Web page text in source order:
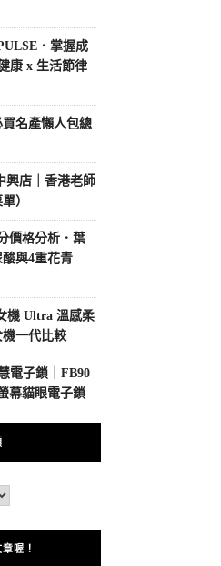
．掌握成
康 x 生活節律
買名產懶人包總
興店｜香港老師
）
價格分析．葉
與4重花青
機 Ultra 溫感柔
一代比較
電子鎖｜FB90
幕貓眼電子鎖
喔！